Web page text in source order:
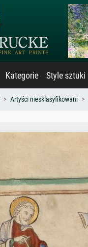
Kategorie Style sztuki
Artyści niesklasyfikowani